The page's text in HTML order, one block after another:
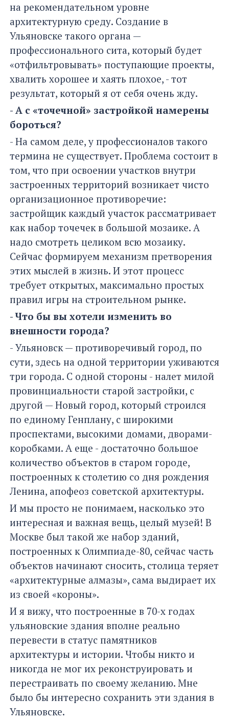
на рекомендательном уровне
архитектурную среду. Создание в
Ульяновске такого органа —
профессионального сита, который будет
«отфильтровывать» поступающие проекты,
хвалить хорошее и хаять плохое, - тот
результат, который я от себя очень жду.
- А с «точечной» застройкой намерены
бороться?
- На самом деле, у профессионалов такого
термина не существует. Проблема состоит в
том, что при освоении участков внутри
застроенных территорий возникает чисто
организационное противоречие:
застройщик каждый участок рассматривает
как набор точечек в большой мозаике. А
надо смотреть целиком всю мозаику.
Сейчас формируем механизм претворения
этих мыслей в жизнь. И этот процесс
требует открытых, максимально простых
правил игры на строительном рынке.
- Что бы вы хотели изменить во
внешности города?
- Ульяновск — противоречивый город, по
сути, здесь на одной территории уживаются
три города. С одной стороны - налет милой
провинциальности старой застройки, с
другой — Новый город, который строился
по единому Генплану, с широкими
проспектами, высокими домами, дворами-
коробками. А еще - достаточно большое
количество объектов в старом городе,
построенных к столетию со дня рождения
Ленина, апофеоз советской архитектуры.
И мы просто не понимаем, насколько это
интересная и важная вещь, целый музей! В
Москве был такой же набор зданий,
построенных к Олимпиаде-80, сейчас часть
объектов начинают сносить, столица теряет
«архитектурные алмазы», сама выдирает их
из своей «короны».
И я вижу, что построенные в 70-х годах
ульяновские здания вполне реально
перевести в статус памятников
архитектуры и истории. Чтобы никто и
никогда не мог их реконструировать и
перестраивать по своему желанию. Мне
было бы интересно сохранить эти здания в
Ульяновске.